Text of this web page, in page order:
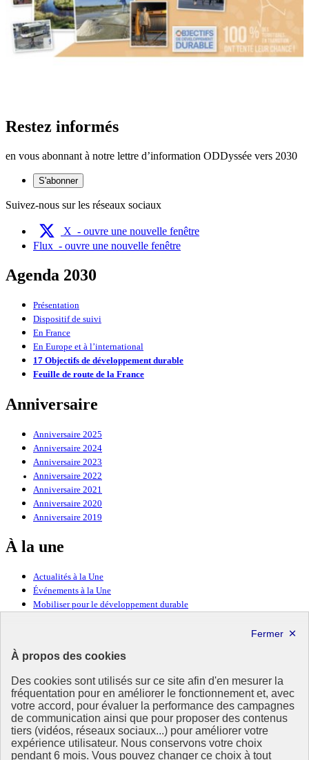
À propos des cookies
Des cookies sont utilisés sur ce site afin d'en mesurer la
fréquentation pour en améliorer le fonctionnement et, avec
votre accord, pour évaluer la performance des campagnes
de communication ainsi que pour proposer des contenus
tiers (vidéos, réseaux sociaux...) pour améliorer votre
expérience utilisateur. Nous conservons votre choix
pendant 6 mois. Vous pouvez changer ce choix à tout
Restez informés
en vous abonnant à notre lettre d’information ODDyssée vers 2030
S'abonner
Suivez-nous sur les réseaux sociaux
X - ouvre une nouvelle fenêtre
Flux - ouvre une nouvelle fenêtre
Agenda 2030
Présentation
Dispositif de suivi
En France
En Europe et à l’international
17 Objectifs de développement durable
Feuille de route de la France
Anniversaire
Anniversaire 2025
Anniversaire 2024
Anniversaire 2023
Anniversaire 2022
Anniversaire 2021
Anniversaire 2020
Anniversaire 2019
À la une
Actualités à la Une
Événements à la Une
Mobiliser pour le développement durable
Ressources
Ressources
La Méth’ODD
Gouvernement
Ce site propose l’information de référence concernant l’Agenda